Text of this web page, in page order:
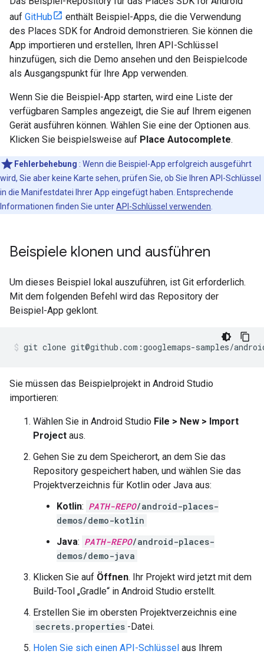
auf GitHub
enthält Beispiel-Apps, die die Verwendung
des Places SDK for Android demonstrieren. Sie können die
App importieren und erstellen, Ihren API-Schlüssel
hinzufügen, sich die Demo ansehen und den Beispielcode
als Ausgangspunkt für Ihre App verwenden.
Wenn Sie die Beispiel-App starten, wird eine Liste der
verfügbaren Samples angezeigt, die Sie auf Ihrem eigenen
Gerät ausführen können. Wählen Sie eine der Optionen aus.
Klicken Sie beispielsweise auf Place Autocomplete.
Fehlerbehebung : Wenn die Beispiel-App erfolgreich ausgeführt
wird, Sie aber keine Karte sehen, prüfen Sie, ob Sie Ihren API-Schlüssel
in die Manifestdatei Ihrer App eingefügt haben. Entsprechende
Informationen finden Sie unterAPI-Schlüssel verwenden
Beispiele klonen und ausführen
Um dieses Beispiel lokal auszuführen, ist Git erforderlich.
Mit dem folgenden Befehl wird das Repository der
Beispiel-App geklont.
git clone git@github.com:googlemaps-samples/
Sie müssen das Beispielprojekt in Android Studio
importieren:
Wählen Sie in Android Studio File > New > Import
Project aus.
Gehen Sie zu dem Speicherort, an dem Sie das
Repository gespeichert haben, und wählen Sie das
Projektverzeichnis für Kotlin oder Java aus:
Kotlin: PATH-REPO/android-places-
demos/demo-kotlin
Java: PATH-REPO/android-places-
demos/demo-java
Klicken Sie auf Öffnen. Ihr Projekt wird jetzt mit dem
Build-Tool „Gradle“ in Android Studio erstellt.
Erstellen Sie im obersten Projektverzeichnis eine
secrets.properties -Datei.
Holen Sie sich einen API-Schlüssel aus Ihrem